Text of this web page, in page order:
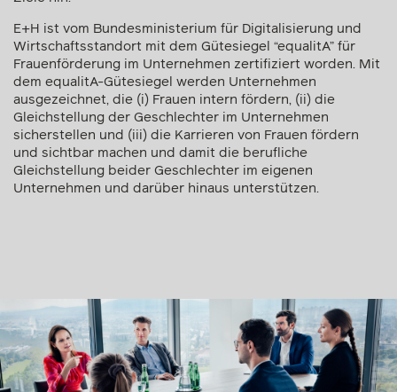
E+H ist vom Bundesministerium für Digitalisierung und
Wirtschaftsstandort mit dem Gütesiegel “equalitA” für
Frauenförderung im Unternehmen zertifiziert worden. Mit
dem equalitA-Gütesiegel werden Unternehmen
ausgezeichnet, die (i) Frauen intern fördern, (ii) die
Gleichstellung der Geschlechter im Unternehmen
sicherstellen und (iii) die Karrieren von Frauen fördern
und sichtbar machen und damit die berufliche
Gleichstellung beider Geschlechter im eigenen
Unternehmen und darüber hinaus unterstützen.